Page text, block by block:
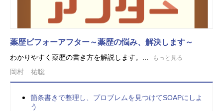
薬歴ビフォーアフター～薬歴の悩み、解決します～
わかりやすく薬歴の書き方を解説します。... もっと見る
岡村 祐聡
箇条書きで整理し、プロブレムを見つけてSOAPにしよ
う